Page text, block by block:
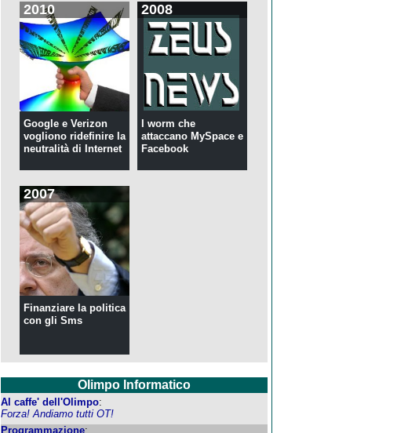
2010
Google e Verizon
vogliono ridefinire la
neutralità di Internet
2008
I worm che
attaccano MySpace e
Facebook
2007
Finanziare la politica
con gli Sms
Olimpo Informatico
Al caffe' dell'Olimpo:
Forza! Andiamo tutti OT!
Programmazione: